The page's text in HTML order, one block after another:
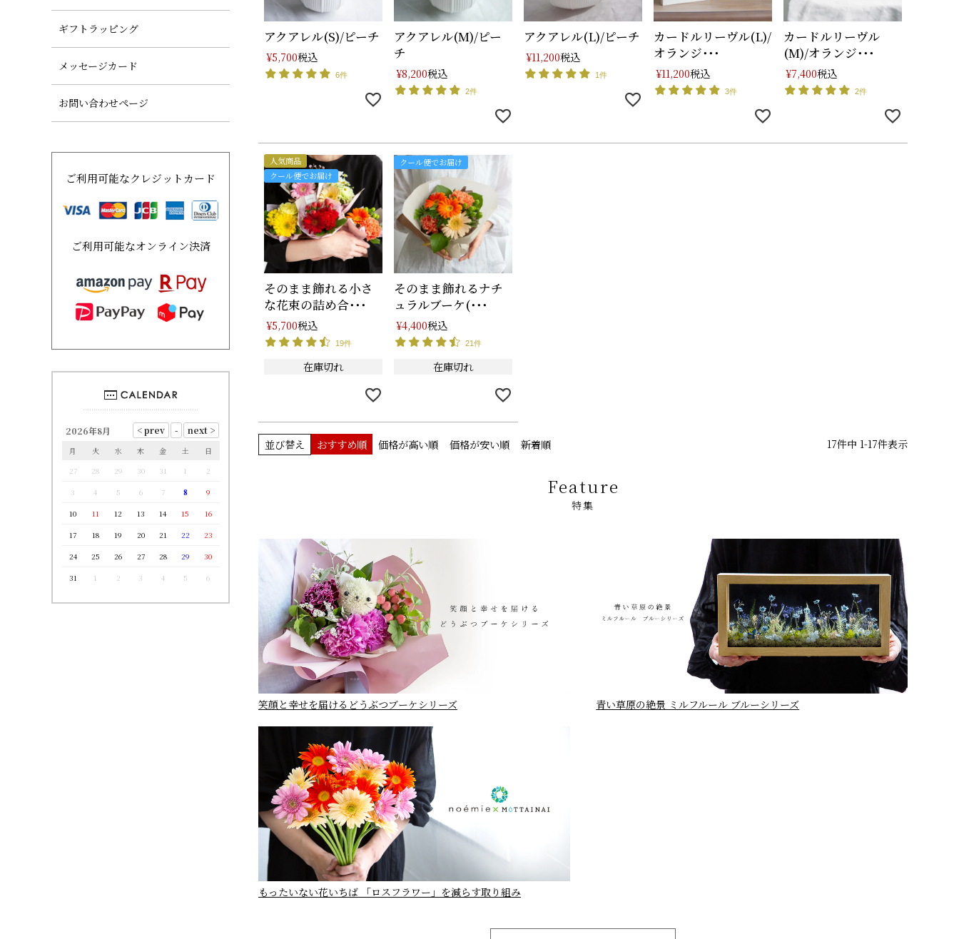
ギフトラッピング
メッセージカード
お問い合わせページ
ご利用可能なクレジットカード
ご利用可能なオンライン決済
2026年8月
月 火 水 木 金 土
日
27
28 29 30 31 1
2
3
4 5 6 7 8
9
10
11 12 13 14 15
16
17
18 19 20 21 22
23
24
25 26 27 28 29
30
31
1 2 3 4 5 6
アクアレル(S)/ピーチ
¥5,700税込
6件
アクアレル(M)/ピー
チ
¥8,200税込
2件
アクアレル(L)/ピーチ
¥11,200税込
1件
カードルリーヴル(L)/
オランジ･･･
¥11,200税込
3件
カードルリーヴル
(M)/オランジ･･･
¥7,400税込
2件
そのまま飾れる小さ
な花束の詰め合･･･
人気商品
クール便でお届け
¥5,700税込
19件
在庫切れ
そのまま飾れるナチ
ュラルブーケ(･･･
クール便でお届け
¥4,400税込
21件
在庫切れ
並び替え おすすめ順 価格が高い順 価格が安い順 新着順 17件中 1-17件表示
Feature
特集
笑顔と幸せを届けるどうぶつブーケシリーズ 青い草原の絶景 ミルフルール ブルーシリーズ
もったいない花いちば 「ロスフラワー」を減らす取り組み